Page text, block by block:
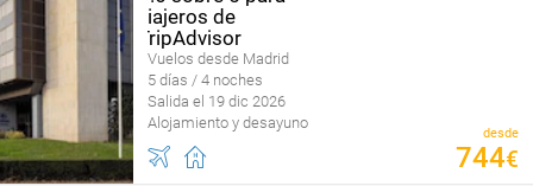
Vuelos desde Madrid
5 días / 4 noches
Salida el 19 dic 2026
Alojamiento y desayuno
desde
744€